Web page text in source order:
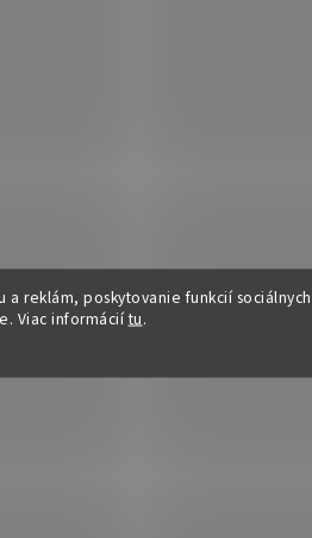
a reklám, poskytovanie funkcií
Viac informáciítu.